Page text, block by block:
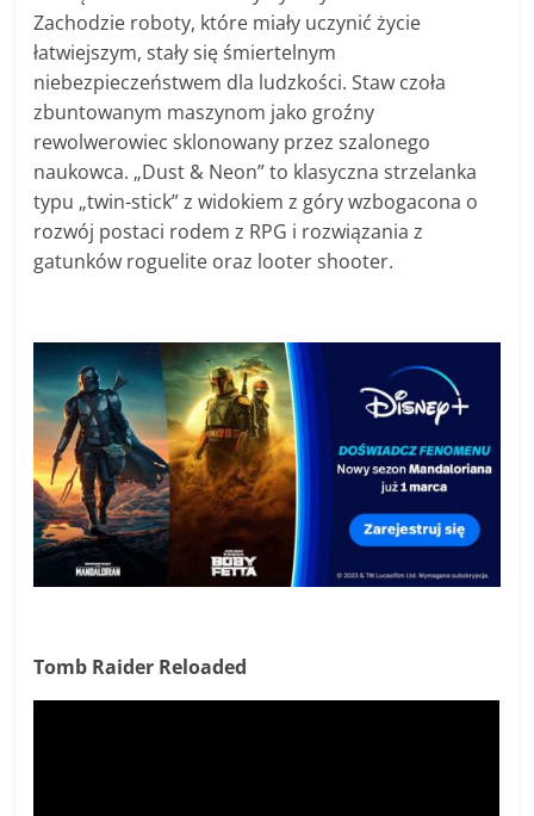
Zachodzie roboty, które miały uczynić życie
łatwiejszym, stały się śmiertelnym
niebezpieczeństwem dla ludzkości. Staw czoła
zbuntowanym maszynom jako groźny
rewolwerowiec sklonowany przez szalonego
naukowca. „Dust & Neon” to klasyczna strzelanka
typu „twin-stick” z widokiem z góry wzbogacona o
rozwój postaci rodem z RPG i rozwiązania z
gatunków roguelite oraz looter shooter.
Tomb Raider Reloaded